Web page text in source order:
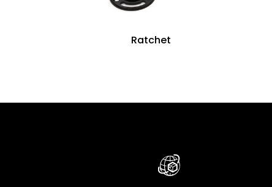
Ratchet